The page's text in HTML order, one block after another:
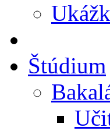
Štúdium